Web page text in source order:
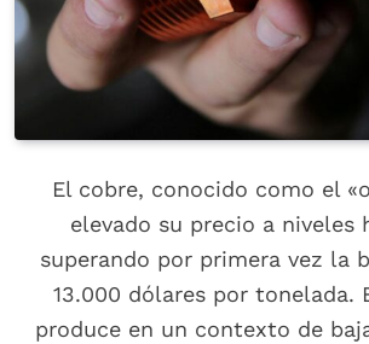
El cobre, conocido como el
elevado su precio a niveles
superando por primera vez la
13.000 dólares por tonelada.
produce en un contexto de